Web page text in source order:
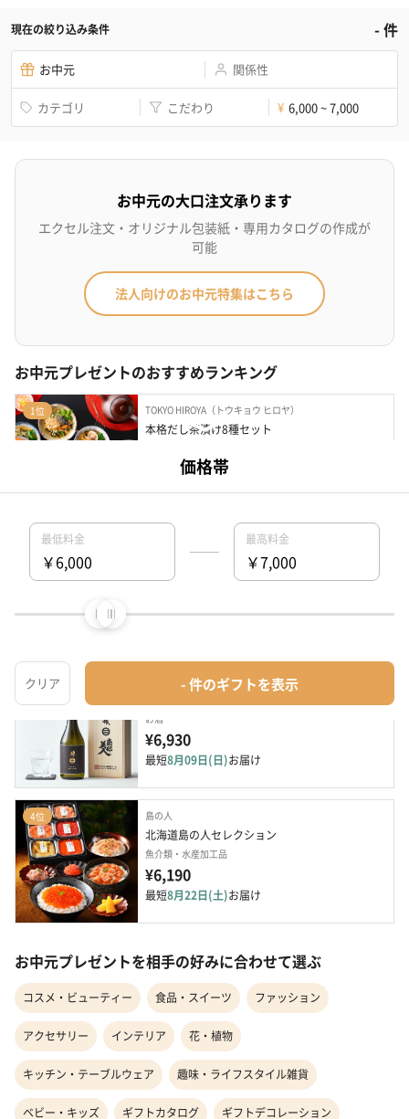
現在の絞り込み条件 -件
お中元 関係性
カテゴリ こだわり ¥ 6,000 ~ 7,000
お中元の大口注文承ります
エクセル注文・オリジナル包装紙・専用カタログの作成が
可能
法人向けのお中元特集はこちら
お中元プレゼントのおすすめランキング
1位 TOKYO HIROYA（トウキョウ ヒロヤ）
本格だし茶漬け8種セット
¥6,092
最短8月09日(日)お届け
2位
あぶり漬詰合せ（７切）化粧箱入G-50
魚介類・水産加工品
3位
お酒
¥6,930
最短8月09日(日)お届け
4位 島の人
北海道島の人セレクション
魚介類・水産加工品
¥6,190
最短8月22日(土)お届け
お中元プレゼントを相手の好みに合わせて選ぶ
コスメ・ビューティー 食品・スイーツ ファッション
アクセサリー インテリア 花・植物
キッチン・テーブルウェア 趣味・ライフスタイル雑貨
ベビー・キッズ ギフトカタログ ギフトデコレーション